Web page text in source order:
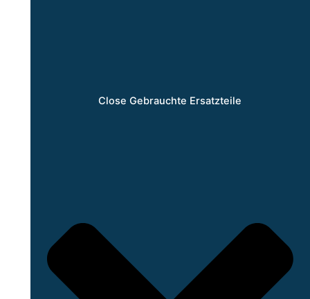
Close Gebrauchte Ersatzteile